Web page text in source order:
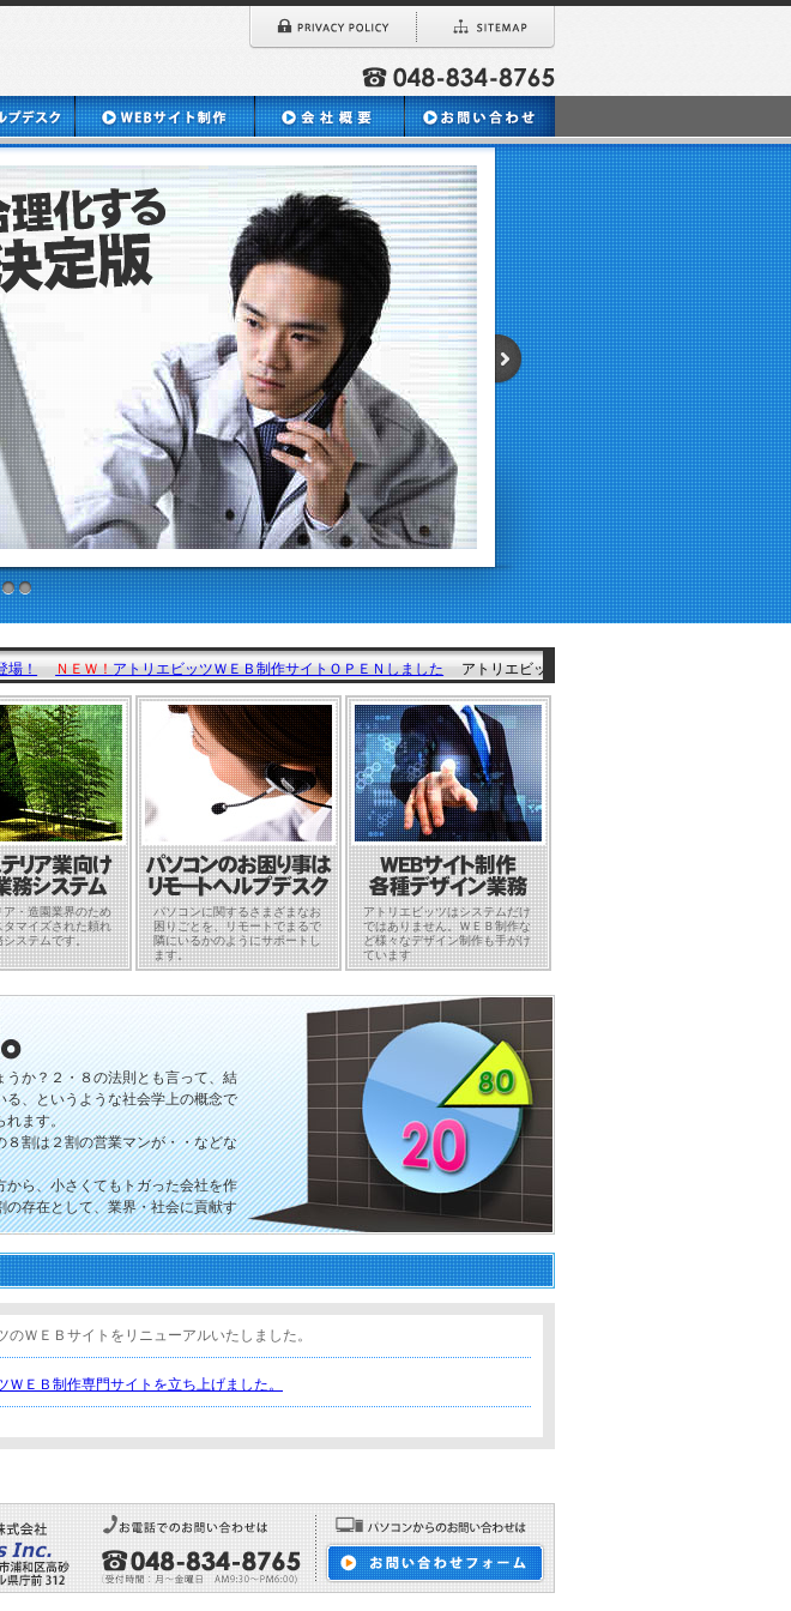
4 5
ＥＷ！ アトリエビッツＷＥＢ制作サイトＯＰＥＮしました アトリエビッツＷＥＢサイトをリニューアルいたしました。
ア・造園業界のため
マイズされた頼れ
システムです。
パソコンに関するさまざまなお
困りごとを、リモートでまるで
隣にいるかのようにサポートし
ます。
アトリエビッツはシステムだけ
ではありません。ＷＥＢ制作な
ど様々なデザイン制作も手がけ
ています
か？２・８の法則とも言って、結
、というような社会学上の概念で
れます。
割は２割の営業マンが・・などな
ら、小さくてもトガった会社を作
存在として、業界・社会に貢献す
のＷＥＢサイトをリニューアルいたしました。
ＷＥＢ制作専門サイトを立ち上げました。